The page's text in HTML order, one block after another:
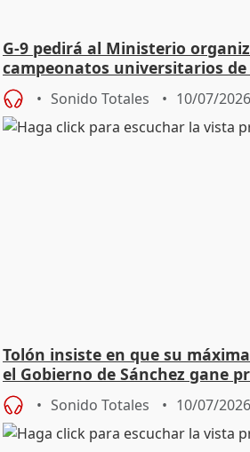
G-9 pedirá al Ministerio
campeonatos universitarios de
Sonido Totales 10/07/2026
Tolón insiste en que su
el Gobierno de Sánchez gane
Sonido Totales 10/07/2026